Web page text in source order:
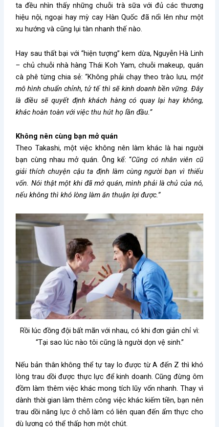
ta đều nhìn thấy những chuỗi trà sữa với đủ các thương
hiệu nội, ngoại hay mỳ cay Hàn Quốc đã nổi lên như một
xu hướng và cũng lụi tàn nhanh thế nào.
Hay sau thất bại với “hiện tượng” kem dừa, Nguyễn Hà Linh
– chủ chuỗi nhà hàng Thái Koh Yam, chuỗi makeup, quán
cà phê từng chia sẻ: “Không phải chạy theo trào lưu, một
mô hình chuẩn chỉnh, tử tế thì sẽ kinh doanh bền vững. Đây
là điều sẽ quyết định khách hàng có quay lại hay không,
khác hoàn toàn với việc thu hút họ lần đầu.”
Không nên cùng bạn mở quán
Theo Takashi, một việc không nên làm khác là hai người
bạn cùng nhau mở quán. Ông kể: “Cũng có nhân viên cũ
giải thích chuyện cậu ta định làm cùng người bạn vì thiếu
vốn. Nói thật một khi đã mở quán, mình phải là chủ của nó,
nếu không thì khó lòng làm ăn thuận lợi được.”
Rồi lúc đồng đội bất mãn với nhau, có khi đơn giản chỉ vì:
“Tại sao lúc nào tôi cũng là người dọn vệ sinh.”
Nếu bản thân không thể tự tay lo được từ A đến Z thì khó
lòng trau dồi được thực lực để kinh doanh. Cũng đừng ôm
đồm làm thêm việc khác mong tích lũy vốn nhanh. Thay vì
dành thời gian làm thêm công việc khác kiếm tiền, bạn nên
trau dồi năng lực ở chỗ làm có liên quan đến ẩm thực cho
dù lương có thể thấp hơn một chút.